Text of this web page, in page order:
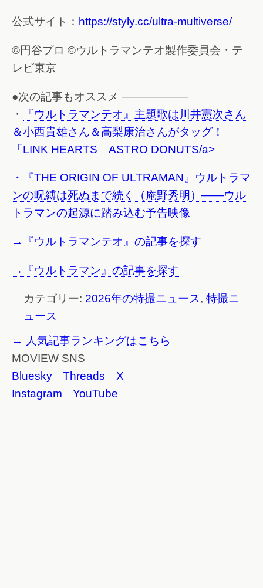
公式サイト： https://styly.cc/ultra-multiverse/
©円谷プロ ©ウルトラマンテオ製作委員会・テ
レビ東京
●次の記事もオススメ ——————
・
『ウルトラマンテオ』主題歌は川井憲次さん
＆小西貴雄さん＆高梨康治さんがタッグ！
「LINK HEARTS」ASTRO DONUTS/a>
・
『THE ORIGIN OF ULTRAMAN』ウルトラマ
ンの呪縛は死ぬまで続く（庵野秀明）――ウル
トラマンの起源に踏み込む予告映像
→『ウルトラマンテオ』の記事を探す
→『ウルトラマン』の記事を探す
カテゴリー: 2026年の特撮ニュース, 特撮ニ
ュース
→ 人気記事ランキングはこちら
MOVIEW SNS
Bluesky
Threads
X
Instagram
YouTube